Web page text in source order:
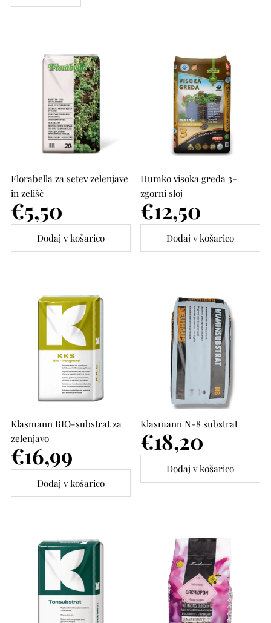
Florabella za setev zelenjave
in zelišč
Cena
€5,50
Humko visoka greda 3-
zgorni sloj
Cena
€12,50
Klasmann BIO-substrat za
zelenjavo
Cena
€16,99
Klasmann N-8 substrat
Cena
€18,20